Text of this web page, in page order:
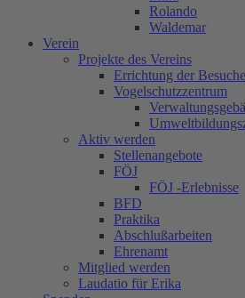
Rolando
Waldemar
Verein
Projekte des Vereins
Errichtung der
Vogelschutzzentrum
Aktiv werden
Stellenangebote
FÖJ
FÖJ -Erlebnisse
BFD
Praktika
Abschlußarbeiten
Ehrenamt
Mitglied werden
Laudatio für Erika